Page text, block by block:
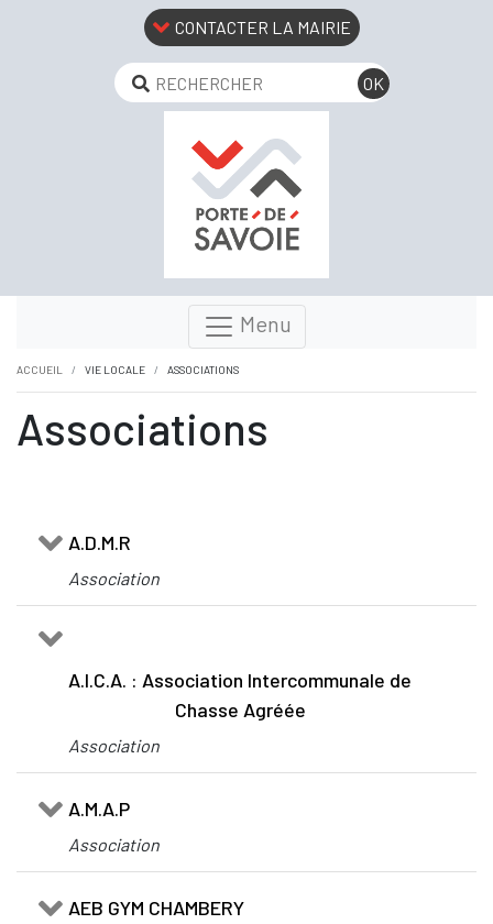
CONTACTER LA MAIRIE
Menu
ACCUEIL VIE LOCALE ASSOCIATIONS
Associations
A.D.M.R
Association
A.I.C.A. : Association Intercommunale de
Chasse Agréée
Association
A.M.A.P
Association
AEB GYM CHAMBERY